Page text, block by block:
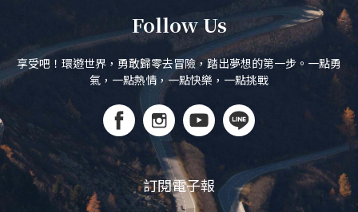
Follow Us
享受吧！環遊世界，勇敢歸零去冒險，踏出夢想的第一步。一點勇
氣，一點熱情，一點快樂，一點挑戰
訂閱電子報